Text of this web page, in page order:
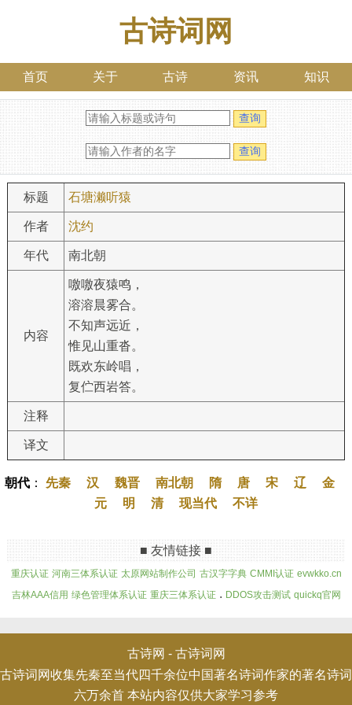
古诗词网
首页 关于 古诗 资讯 知识
标题 石塘濑听猿
作者 沈约
年代 南北朝
内容
噭噭夜猿鸣，
溶溶晨雾合。
不知声远近，
惟见山重沓。
既欢东岭唱，
复伫西岩答。
注释
译文
朝代 ： 先秦 汉 魏晋 南北朝 隋 唐 宋 辽
金
元
明 清 现当代 不详
■ 友情链接 ■
重庆认证 河南三体系认证 太原网站制作公司 古汉字字典 CMMI认证 evwkko.cn
吉林AAA信用 绿色管理体系认证 重庆三体系认证 . DDOS攻击测试 quickq官网
古诗网 - 古诗词网
古诗词网收集先秦至当代四千余位中国著名诗词作家的著名诗词
六万余首 本站内容仅供大家学习参考